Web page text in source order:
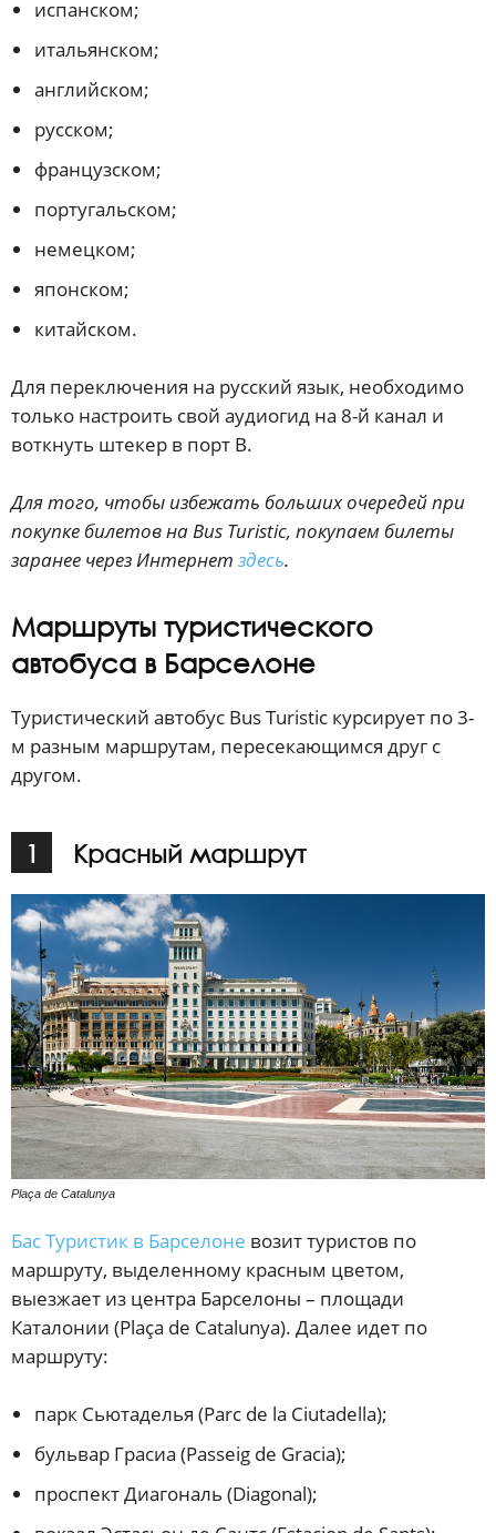
испанском;
итальянском;
английском;
русском;
французском;
португальском;
немецком;
японском;
китайском.
Для переключения на русский язык, необходимо
только настроить свой аудиогид на 8-й канал и
воткнуть штекер в порт В.
Для того, чтобы избежать больших очередей при
покупке билетов на Bus Turistic, покупаем билеты
заранее через Интернет здесь.
Маршруты туристического
автобуса в Барселоне
Туристический автобус Bus Turistic курсирует по 3-
м разным маршрутам, пересекающимся друг с
другом.
1 Красный маршрут
Plaça de Catalunya
Бас Туристик в Барселоне возит туристов по
маршруту, выделенному красным цветом,
выезжает из центра Барселоны – площади
Каталонии (Plaça de Catalunya). Далее идет по
маршруту:
парк Сьютаделья (Parc de la Ciutadella);
бульвар Грасиа (Passeig de Gracia);
проспект Диагональ (Diagonal);